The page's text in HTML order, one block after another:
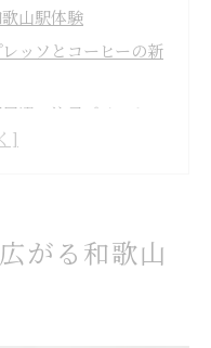
山駅体験
ッソとコーヒーの新
辺の注目ポイント
駅のコーヒー時間
の過ごし方
に楽しむコツ
がる和歌山